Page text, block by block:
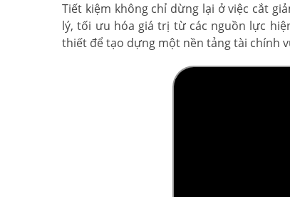
Tiết kiệm không chỉ dừng lại ở việc cắt
lý, tối ưu hóa giá trị từ các nguồn lực
thiết để tạo dựng một nền tảng tài chính